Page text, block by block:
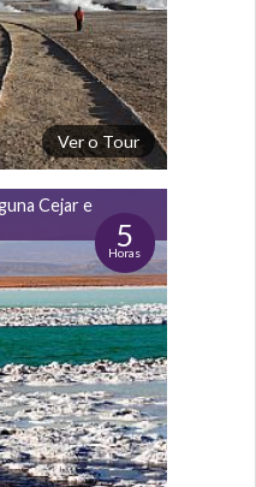
Ver o Tour
Cejar e
5
Horas